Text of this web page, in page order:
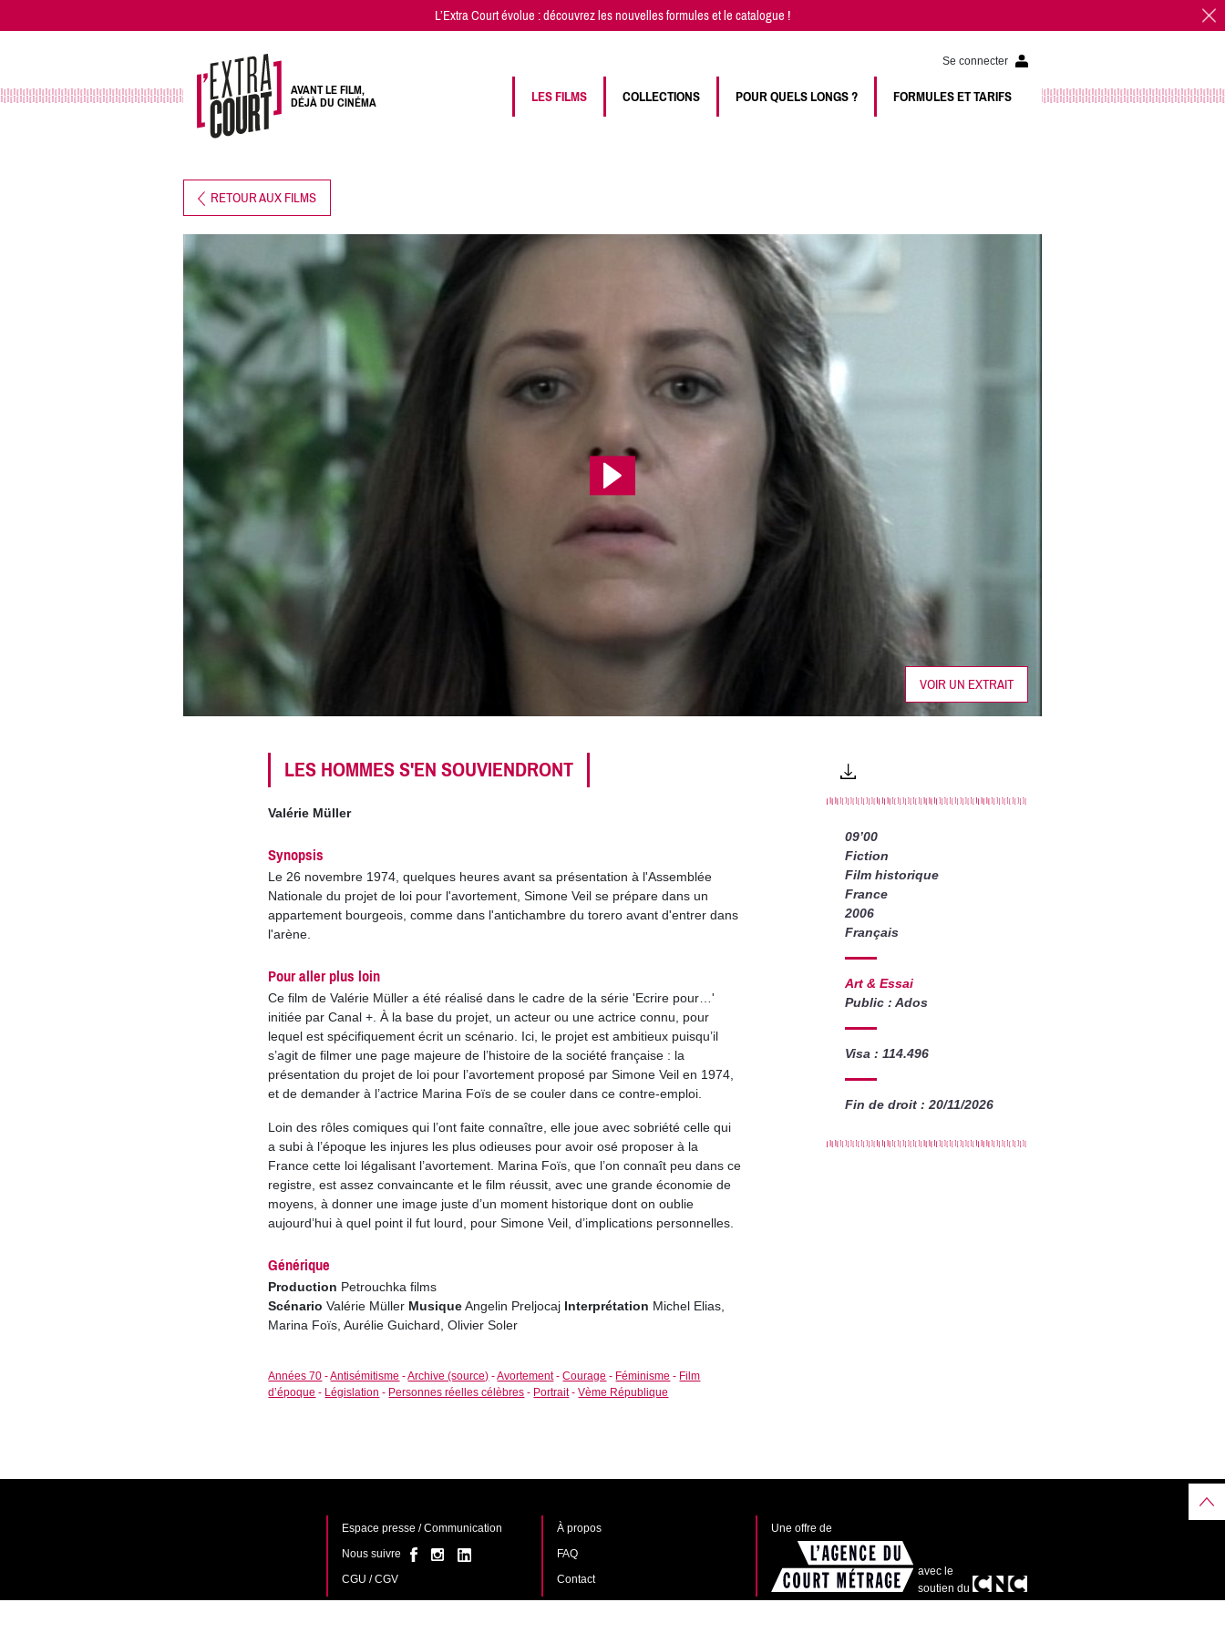
L’Extra Court évolue : découvrez lesnouvelles formulesetle catalogue!
AVANT LE FILM,
DÉJÀ DU CINÉMA LES FILMS COLLECTIONS POUR QUELS LONGS ? FORMULES ET TARIFS
Se connecter
RETOUR AUX FILMS
VOIR UN EXTRAIT
LES HOMMES S'EN SOUVIENDRONT
Valérie Müller
Synopsis
Le 26 novembre 1974, quelques heures avant sa présentation à l'Assemblée
Nationale du projet de loi pour l'avortement, Simone Veil se prépare dans un
appartement bourgeois, comme dans l'antichambre du torero avant d'entrer dans
l'arène.
Pour aller plus loin
Ce film de Valérie Müller a été réalisé dans le cadre de la série 'Ecrire pour…'
initiée par Canal +. À la base du projet, un acteur ou une actrice connu, pour
lequel est spécifiquement écrit un scénario. Ici, le projet est ambitieux puisqu’il
s’agit de filmer une page majeure de l’histoire de la société française : la
présentation du projet de loi pour l’avortement proposé par Simone Veil en 1974,
et de demander à l’actrice Marina Foïs de se couler dans ce contre-emploi.
Loin des rôles comiques qui l’ont faite connaître, elle joue avec sobriété celle qui
a subi à l’époque les injures les plus odieuses pour avoir osé proposer à la
France cette loi légalisant l’avortement. Marina Foïs, que l’on connaît peu dans ce
registre, est assez convaincante et le film réussit, avec une grande économie de
moyens, à donner une image juste d’un moment historique dont on oublie
aujourd’hui à quel point il fut lourd, pour Simone Veil, d’implications personnelles.
Générique
Production Petrouchka films
Scénario Valérie Müller MusiqueAngelin Preljocaj Interprétation Michel Elias,
Marina Foïs, Aurélie Guichard, Olivier Soler
Années 70 -Antisémitisme -Archive (source) -Avortement-Courage - Féminisme - Film
d’époque - Législation - Personnes réelles célèbres - Portrait-Vème République
09’00
Fiction
Film historique
France
2006
Français
Art & Essai
Public : Ados
Visa : 114.496
Fin de droit : 20/11/2026
Espace presse / Communication
Nous suivre
CGU / CGV
À propos
FAQ
Contact
Une offre de
avec le
soutien du